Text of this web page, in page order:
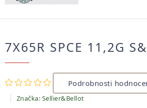
7X65R SPCE 11,2G
Průměrné
hodnocení
produktu
je
Podrobnosti
Značka: Sellier&Bellot